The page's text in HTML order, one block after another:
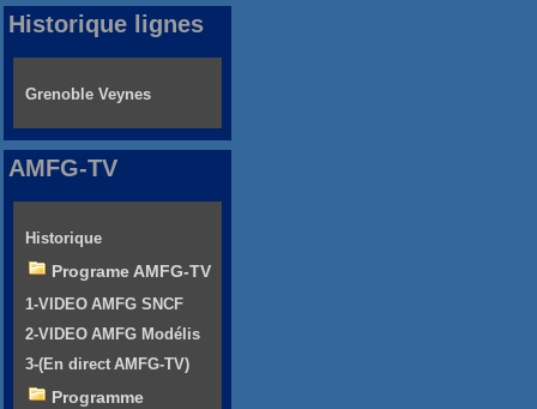
Historique lignes
Grenoble Veynes
AMFG-TV
Historique
Programe AMFG-TV
1-VIDEO AMFG SNCF
2-VIDEO AMFG Modélis
3-(En direct AMFG-TV)
Programme